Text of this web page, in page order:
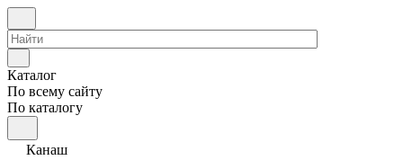
Каталог
По всему сайту
По каталогу
Канаш